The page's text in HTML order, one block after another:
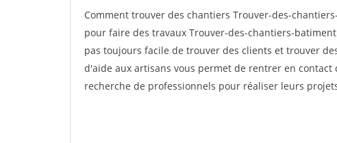
Comment trouver des chantiers Trouver-des-
pour faire des travaux Trouver-des-chantiers-
pas toujours facile de trouver des clients et trouver
d'aide aux artisans vous permet de rentrer en
recherche de professionnels pour réaliser leurs